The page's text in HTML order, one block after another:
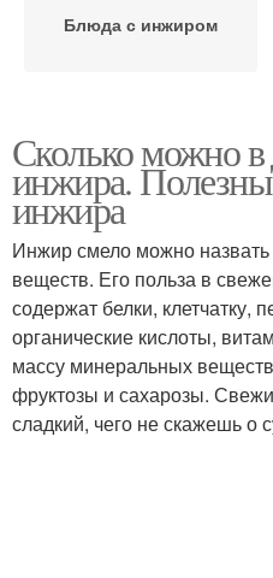
Блюда с инжиром
Сколько можно в
инжира.
инжира
Инжир смело можно
веществ. Его польза в
содержат белки, клетчатку,
органические кислоты,
массу минеральных
фруктозы и сахарозы.
сладкий, чего не скажешь о